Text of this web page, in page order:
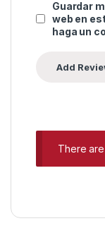
Guardar
web en
haga un
There